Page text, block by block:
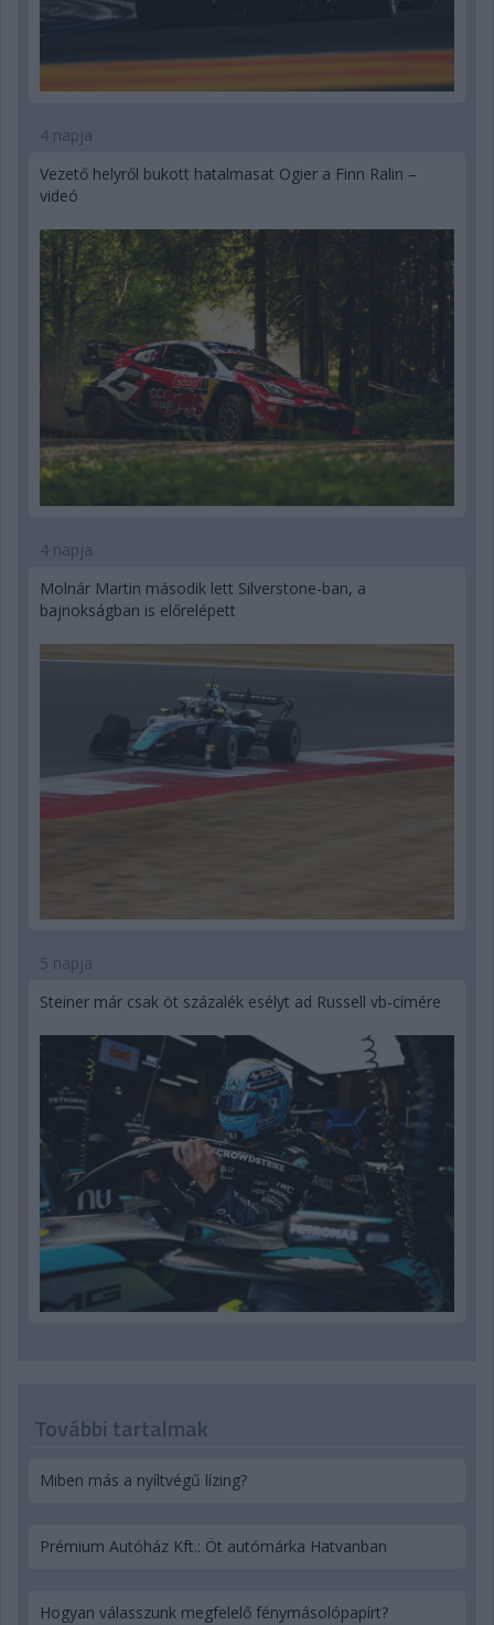
4 napja
Vezető helyről bukott hatalmasat Ogier a Finn Ralin –
videó
4 napja
Molnár Martin második lett Silverstone-ban, a
bajnokságban is előrelépett
5 napja
Steiner már csak öt százalék esélyt ad Russell vb-címére
További tartalmak
Miben más a nyíltvégű lízing?
Prémium Autóház Kft.: Öt autómárka Hatvanban
Hogyan válasszunk megfelelő fénymásolópapírt?